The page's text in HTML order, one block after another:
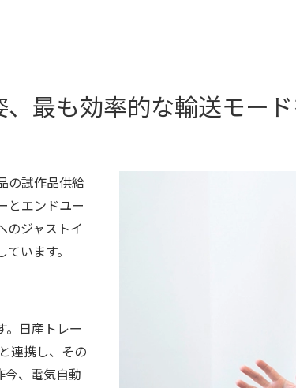
最も効率的な輸送モー
の試作品供給
とエンドユー
のジャストイ
います。
。日産トレー
連携し、その
今、電気自動